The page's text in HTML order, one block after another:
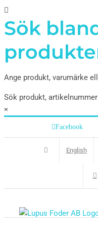
Sök
Ange produkt, varumärke
Sök produkt,
×
Facebook
English